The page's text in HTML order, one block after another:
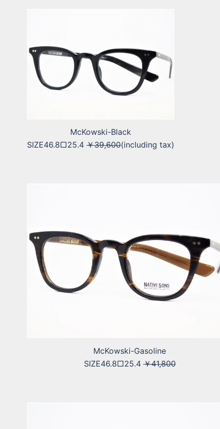
McKowski-Black
SIZE46.8□25.4 ￥39,600(including tax)
McKowski-Gasoline
SIZE46.8□25.4￥41,800